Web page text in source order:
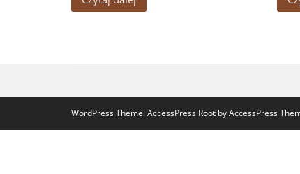
WordPress Theme:AccessPress Root by AccessPress